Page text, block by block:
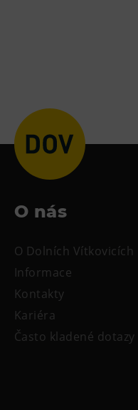
O nás
O Dolních Vítkovicích
Informace
Kontakty
Kariéra
Často kladené dotazy